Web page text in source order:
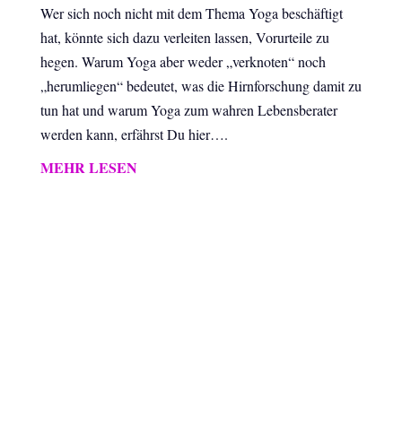
Wer sich noch nicht mit dem Thema Yoga beschäftigt
hat, könnte sich dazu verleiten lassen, Vorurteile zu
hegen. Warum Yoga aber weder „verknoten“ noch
„herumliegen“ bedeutet, was die Hirnforschung damit zu
tun hat und warum Yoga zum wahren Lebensberater
werden kann, erfährst Du hier….
MEHR LESEN